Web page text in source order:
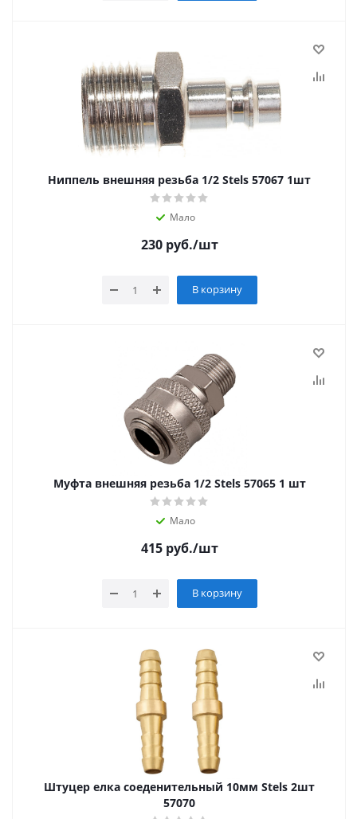
Ниппель внешняя резьба 1/2 Stels 57067 1шт
Мало
230руб./шт
В корзину
Муфта внешняя резьба 1/2 Stels 57065 1 шт
Мало
415руб./шт
В корзину
Штуцер елка соеденительный 10мм Stels 2шт
57070